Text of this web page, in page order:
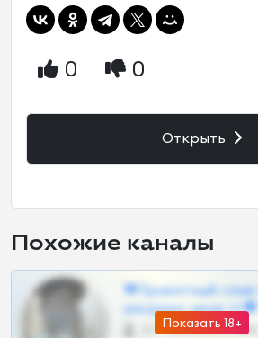
0 0
Открыть
Похожие каналы
Показать 18+
❤Приватный слив
шкодных шкур тг❤
57 •